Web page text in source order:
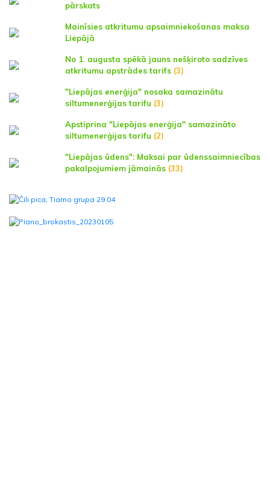
pārskats
Mainīsies atkritumu apsaimniekošanas maksa
Liepājā
No 1. augusta spēkā jauns nešķiroto sadzīves
atkritumu apstrādes tarifs (3)
"Liepājas enerģija" nosaka samazinātu
siltumenerģijas tarifu (3)
Apstiprina "Liepājas enerģija" samazināto
siltumenerģijas tarifu (2)
"Liepājas ūdens": Maksai par ūdenssaimniecības
pakalpojumiem jāmainās (33)